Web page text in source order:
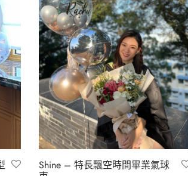
Shine – 特長飄空時間畢業氣球